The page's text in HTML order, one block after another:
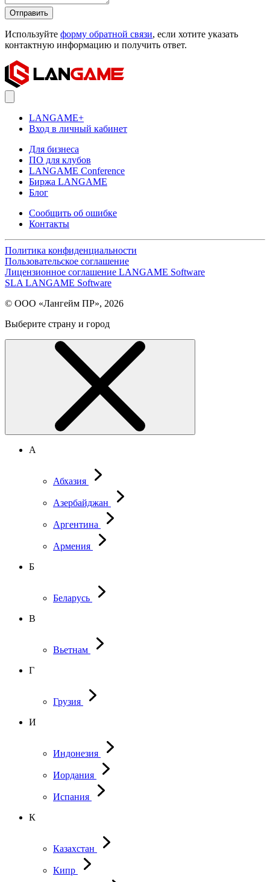
Отправить
Используйте форму обратной связи, если хотите указать
контактную информацию и получить ответ.
LANGAME+
Вход в личный кабинет
Для бизнеса
ПО для клубов
LANGAME Conference
Биржа LANGAME
Блог
Сообщить об ошибке
Контакты
Политика конфиденциальности
Пользовательское соглашение
Лицензионное соглашение LANGAME Software
SLA LANGAME Software
© ООО «Лангейм ПР», 2026
Выберите страну и город
А
Абхазия
Азербайджан
Аргентина
Армения
Б
Беларусь
В
Вьетнам
Г
Грузия
И
Индонезия
Иордания
Испания
К
Казахстан
Кипр